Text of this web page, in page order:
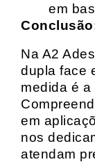
em
Na A2
dupla face
medida é
em
nos
atendam